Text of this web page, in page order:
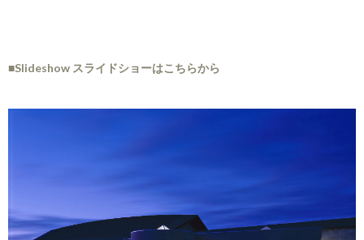
■Slideshow スライドショーはこちらから